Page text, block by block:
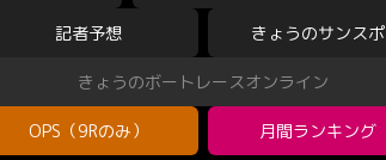
記者予想 きょうのサンスポ
きょうのボートレースオンライン
OPS（9Rのみ） 月間ランキング